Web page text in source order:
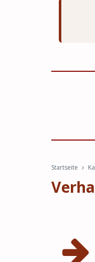
Startseite